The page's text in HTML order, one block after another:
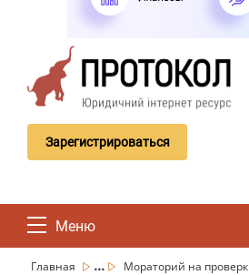
Зарегистрироваться
Меню
Главная ...
Мораторий на